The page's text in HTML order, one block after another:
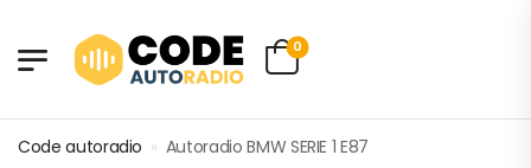
0
Code autoradio » Autoradio BMW SERIE 1 E87